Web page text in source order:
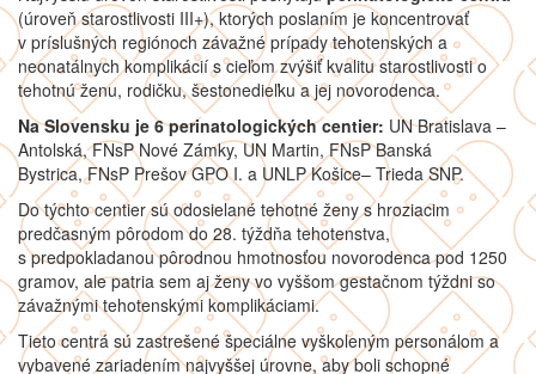
(úroveň starostlivosti III+), ktorých poslaním je koncentrovať
v príslušných regiónoch závažné prípady tehotenských a
neonatálnych komplikácií s cieľom zvýšiť kvalitu starostlivosti o
tehotnú ženu, rodičku, šestonedieľku a jej novorodenca.
Na Slovensku je 6 perinatologických centier: UN Bratislava –
Antolská, FNsP Nové Zámky, UN Martin, FNsP Banská
Bystrica, FNsP Prešov GPO I. a UNLP Košice– Trieda SNP.
Do týchto centier sú odosielané tehotné ženy s hroziacim
predčasným pôrodom do 28. týždňa tehotenstva,
s predpokladanou pôrodnou hmotnosťou novorodenca pod 1250
gramov, ale patria sem aj ženy vo vyššom gestačnom týždni so
závažnými tehotenskými komplikáciami.
Tieto centrá sú zastrešené špeciálne vyškoleným personálom a
vybavené zariadením najvyššej úrovne, aby boli schopné